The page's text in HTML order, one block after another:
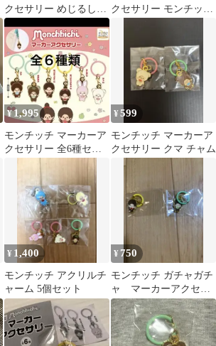
クセサリー めじるしチ
ャーム
クセサリー モンチッチ
¥1,995
モンチッチ マーカーア
クセサリー 全6種セッ
¥599
モンチッチ マーカーア
クセサリー クマ チャム
¥ 1,400
モンチッチ アクリルチ
ャーム 5個セット
¥ 750
モンチッチ ガチャガチ
ャ マーカーアクセサ
リー めじるしアクセサ
リー 2点セット